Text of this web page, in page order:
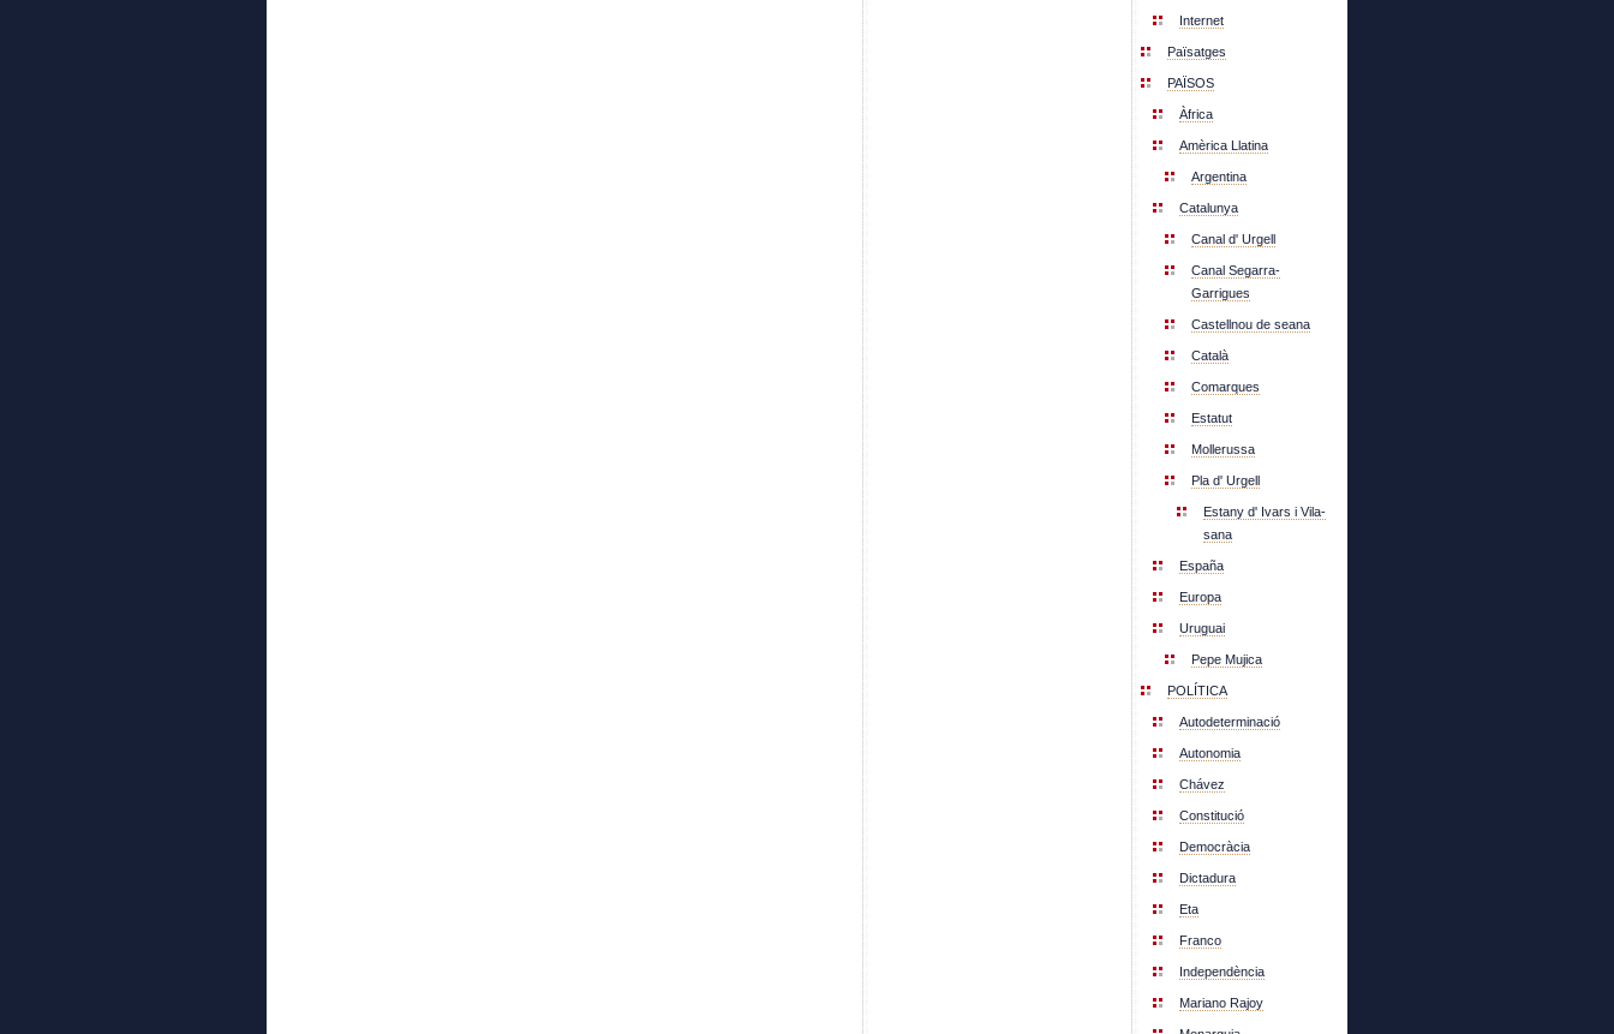
Internet
Païsatges
PAÏSOS
Àfrica
Amèrica Llatina
Argentina
Catalunya
Canal d' Urgell
Canal Segarra-
Garrigues
Castellnou de seana
Català
Comarques
Estatut
Mollerussa
Pla d' Urgell
Estany d' Ivars i Vila-
sana
España
Europa
Uruguai
Pepe Mujica
POLÍTICA
Autodeterminació
Autonomia
Chávez
Constitució
Democràcia
Dictadura
Eta
Franco
Independència
Mariano Rajoy